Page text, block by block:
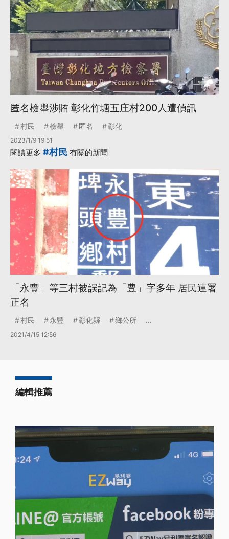
匿名檢舉涉賄 彰化竹塘五庄村200人遭偵訊
村民 檢舉 匿名 彰化
2023/1/9 19:51
閱讀更多 #村民 有關的新聞
「永豐」等三村被誤記為「豊」字多年 居民連署
正名
村民 永豐 彰化縣 鄉公所 ...
2021/4/15 12:56
編輯推薦